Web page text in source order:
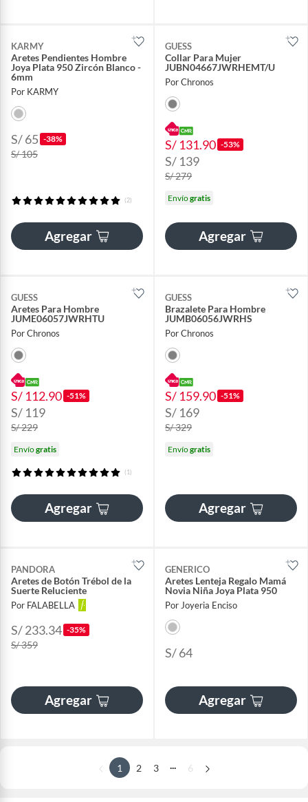
KARMY
Aretes Pendientes Hombre
Joya Plata 950 Zircón Blanco -
6mm
Por KARMY
S/ 65 -38%
S/ 105
(2)
Agregar
GUESS
Collar Para Mujer
JUBN04667JWRHEMT/U
Por Chronos
S/ 131.90 -53%
S/ 139
S/ 279
Envíogratis
Agregar
GUESS
Aretes Para Hombre
JUME06057JWRHTU
Por Chronos
S/ 112.90 -51%
S/ 119
S/ 229
Envíogratis
(1)
Agregar
GUESS
Brazalete Para Hombre
JUMB06056JWRHS
Por Chronos
S/ 159.90 -51%
S/ 169
S/ 329
Envíogratis
Agregar
PANDORA
Aretes de Botón Trébol de la
Suerte Reluciente
Por FALABELLA
S/ 233.34 -35%
S/ 359
Agregar
GENERICO
Aretes Lenteja Regalo Mamá
Novia Niña Joya Plata 950
Por Joyeria Enciso
S/ 64
Agregar
1 2 3 ... 6